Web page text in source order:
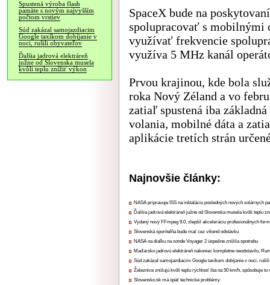
Spustená výroba flash
pamäte s novým najvyšším
počtom vrstiev
Súd zakázal samojazdiacim
Google taxíkom dobíjanie v
noci, rušili obyvateľov
Ďalšia jadrová elektráreň
južne od Slovenska musela
kvôli teplu znížiť výkon
SpaceX bude na
spolupracovať s mobilnými
využívať frekvencie
využíva 5 MHz kanál
Prvou krajinou, kde bola
roka Nový Zéland a vo
zatiaľ spustená iba
volania, mobilné dáta a
aplikácie tretích strán
Najnovšie články:
NASA pripravuje ISS na inštaláciu posledných nových solárnych
Ďalšia jadrová elektráreň južne od Slovenska musela kvôli teplu
Vydaný nový FFmpeg 9.0, zlepšil akceleráciu profesionálnych
Slovenská sporiteľňa bude mať cez víkend odstávku
NASA na diaľku na sonde Voyager 2 úspešne znížila spotrebu
Maďarsko jadrovú elektráreň nakoniec kompletne neodstavilo,
Súd zakázal samojazdiacim Google taxíkom dobíjanie v noci,
Železnice znižujú kvôli teplu rýchlosť iba na 50 km/h, spôsobuje to
Slovensko.sk má opäť technické problémy